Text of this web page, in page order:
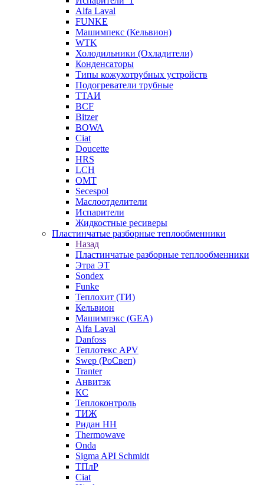
Alfa Laval
FUNKE
Машимпекс (Кельвион)
WTK
Холодильники (Охладители)
Конденсаторы
Типы кожухотрубных устройств
Подогреватели трубные
ТТАИ
BCF
Bitzer
BOWA
Ciat
Doucette
HRS
LCH
OMT
Secespol
Маслоотделители
Испарители
Жидкостные ресиверы
Пластинчатые разборные теплообменники
Назад
Пластинчатые разборные теплообменники
Этра ЭТ
Sondex
Funke
Теплохит (ТИ)
Кельвион
Машимпэкс (GEA)
Alfa Laval
Danfoss
Теплотекс APV
Swep (РоСвеп)
Tranter
Анвитэк
КС
Теплоконтроль
ТИЖ
Ридан НН
Thermowave
Onda
Sigma API Schmidt
ТПлР
Ciat